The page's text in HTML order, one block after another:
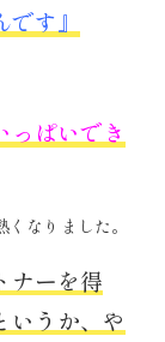
す』
っぱいでき
なりました。
ナーを得
いうか、や